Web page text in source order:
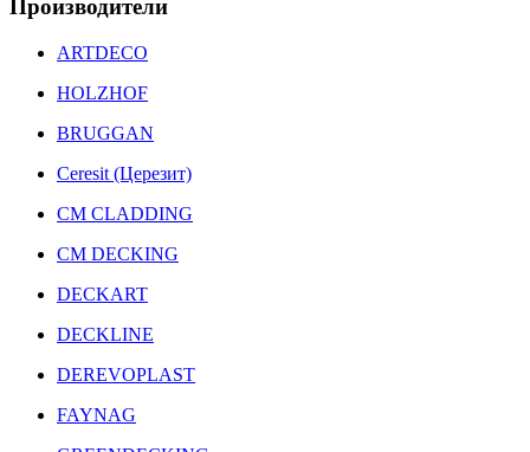
Производители
ARTDECO
HOLZHOF
BRUGGAN
Ceresit (Церезит)
CM CLADDING
CM DECKING
DECKART
DECKLINE
DEREVOPLAST
FAYNAG